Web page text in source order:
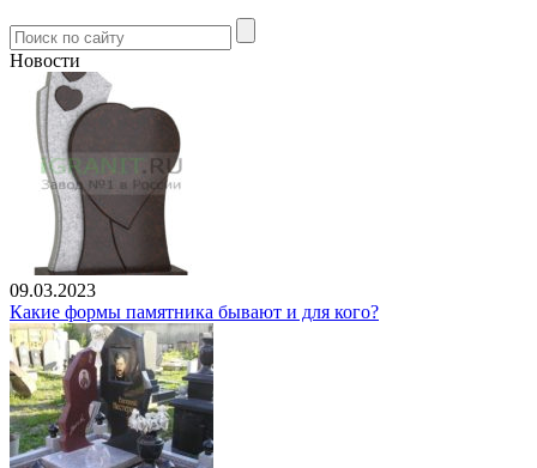
Новости
09.03.2023
Какие формы памятника бывают и для кого?